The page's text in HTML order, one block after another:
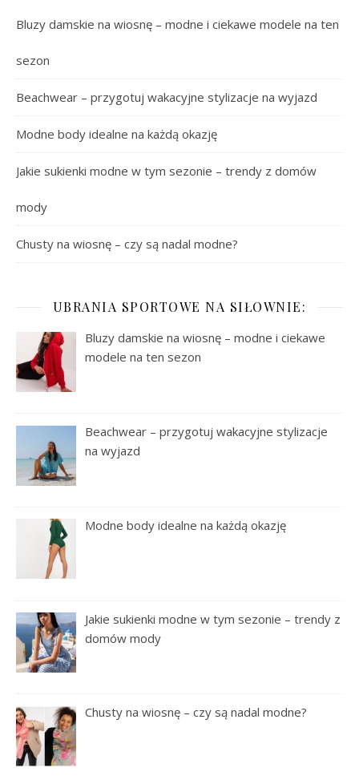
Bluzy damskie na wiosnę – modne i ciekawe modele na ten
sezon
Beachwear – przygotuj wakacyjne stylizacje na wyjazd
Modne body idealne na każdą okazję
Jakie sukienki modne w tym sezonie – trendy z domów
mody
Chusty na wiosnę – czy są nadal modne?
UBRANIA SPORTOWE NA SIŁOWNIE:
Bluzy damskie na wiosnę – modne i ciekawe
modele na ten sezon
Beachwear – przygotuj wakacyjne stylizacje
na wyjazd
Modne body idealne na każdą okazję
Jakie sukienki modne w tym sezonie – trendy z
domów mody
Chusty na wiosnę – czy są nadal modne?